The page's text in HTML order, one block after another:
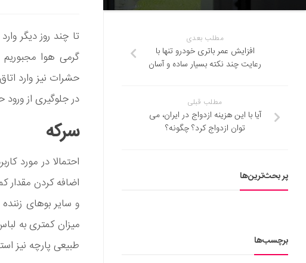
تا چند روز دیگر
گرمی هوا مجبوریم
حشرات نیز وارد
در جلوگیری از
سرکه
احتمالا در مورد
اضافه کردن مقدار
و سایر بوهای
میزان کمتری به
طبیعی پارچه نیز
مطلب بعدی
افزایش عمر باتری خودرو تنها با
رعایت چند نکته بسیار ساده و آسان
مطلب قبلی
آیا با این هزینه ازدواج در ایران، می
توان ازدواج کرد؟ چگونه؟
پر بحث‌ترین‌ها
برچسب‌ها